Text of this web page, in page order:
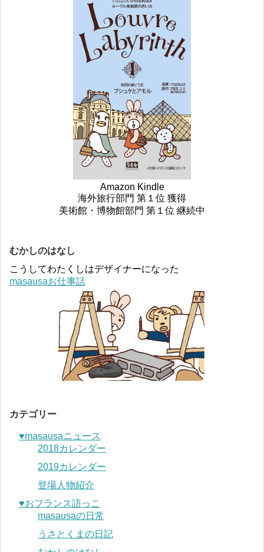
Amazon Kindle
海外旅行部門 第１位 獲得
美術館・博物館部門 第１位 継続中
むかしのはなし
こうしてわたくしはデザイナーになった
masausaお仕事話
カテゴリー
♥︎masausaニュース
2018カレンダー
2019カレンダー
登場人物紹介
♥︎おフランス語っこ
masausaの日常
うさとくまの日記